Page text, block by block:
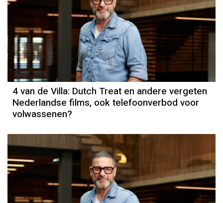
4 van de Villa: Dutch Treat en andere vergeten
Nederlandse films, ook telefoonverbod voor
volwassenen?